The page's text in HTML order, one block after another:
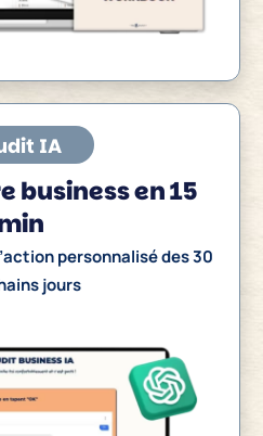
IA
business en 15
personnalisé des 30
jours